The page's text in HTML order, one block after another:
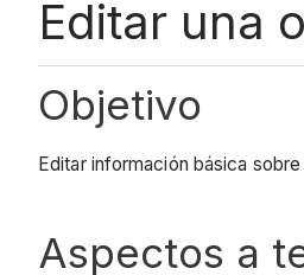
Editar una
Objetivo
Editar información básica
Aspectos a